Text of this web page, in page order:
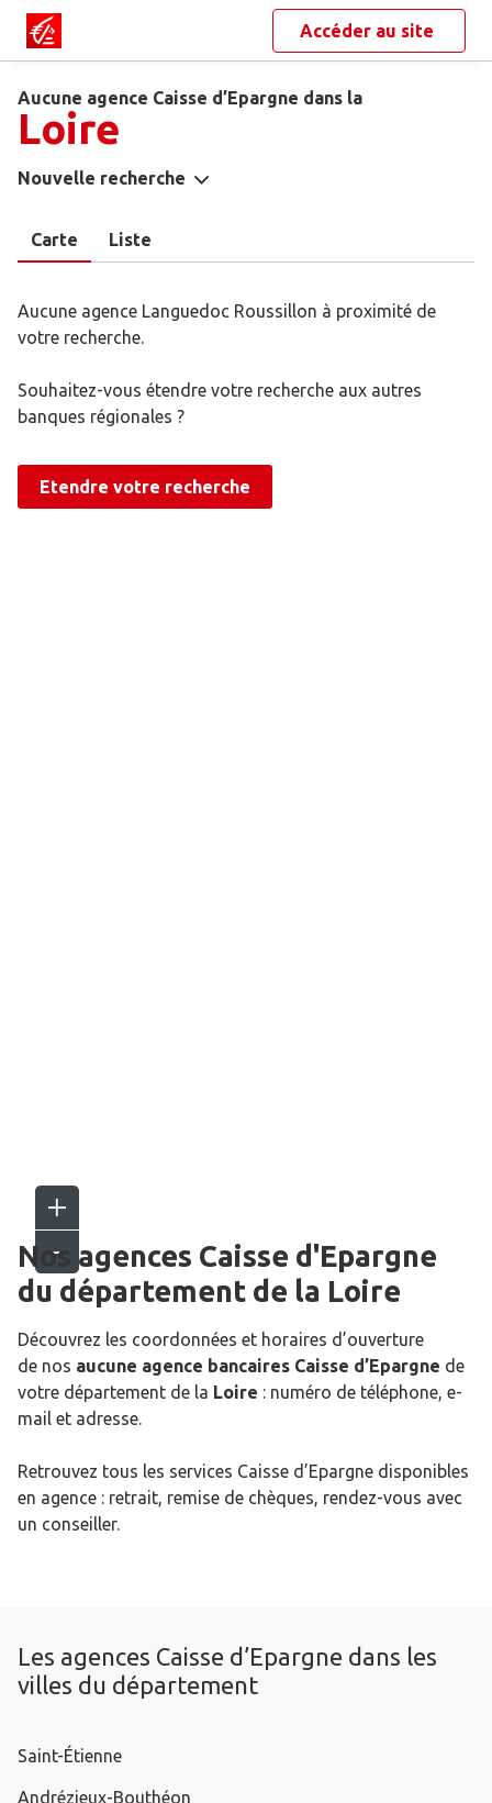
Accéder au site
Aucune agence Caisse d’Epargne dans la
Loire
Nouvelle recherche
Carte Liste
Aucune agence Languedoc Roussillon à proximité de
votre recherche.
Souhaitez-vous étendre votre recherche aux autres
banques régionales ?
Etendre votre recherche
Nos agences Caisse d'Epargne
du département de la Loire
Découvrez les coordonnées et horaires d’ouverture
de nos aucune agence bancaires Caisse d’Epargne de
votre département de la Loire : numéro de téléphone, e-
mail et adresse.
Retrouvez tous les services Caisse d’Epargne disponibles
en agence : retrait, remise de chèques, rendez-vous avec
un conseiller.
Les agences Caisse d’Epargne dans les
villes du département
Saint-Étienne
Andrézieux-Bouthéon